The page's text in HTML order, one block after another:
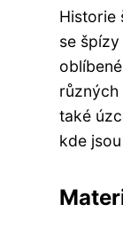
Historie
se
různých
také
kde